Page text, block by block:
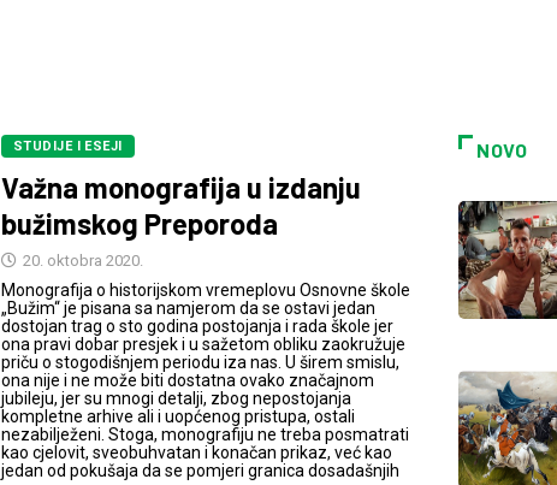
STUDIJE I ESEJI
Važna monografija u izdanju
bužimskog Preporoda
20. oktobra 2020.
Monografija o historijskom vremeplovu Osnovne škole
„Bužim“ je pisana sa namjerom da se ostavi jedan
dostojan trag o sto godina postojanja i rada škole jer
ona pravi dobar presjek i u sažetom obliku zaokružuje
priču o stogodišnjem periodu iza nas. U širem smislu,
ona nije i ne može biti dostatna ovako značajnom
jubileju, jer su mnogi detalji, zbog nepostojanja
kompletne arhive ali i uopćenog pristupa, ostali
nezabilježeni. Stoga, monografiju ne treba posmatrati
kao cjelovit, sveobuhvatan i konačan prikaz, već kao
jedan od pokušaja da se pomjeri granica dosadašnjih
NOVO